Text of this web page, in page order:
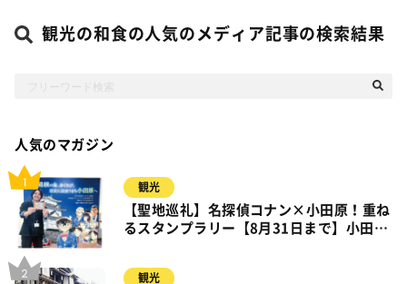
観光の和食の人気のメディア記事の検索結果
人気のマガジン
観光
【聖地巡礼】名探偵コナン×小田原！重ね
るスタンプラリー【8月31日まで】小田
観光